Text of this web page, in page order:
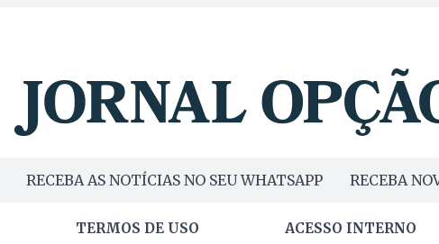
RECEBA AS NOTÍCIAS NO SEU WHATSAPP RECEBA
TERMOS DE USO ACESSO INTERNO